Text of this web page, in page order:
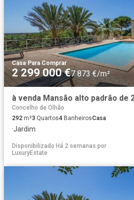
Casa·Para Comprar
2 299 000 €7 873 €/m²
Concelho de Olhão
292 m²3 Quartos4 BanheirosCasa
·Jardim
Disponibilizado Há 2 semanas por
LuxuryEstate